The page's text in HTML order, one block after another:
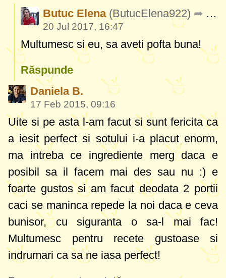
Butuc Elena (ButucElena922)
20 Jul 2017, 16:47
Multumesc si eu, sa aveti pofta buna!
Răspunde
Daniela B.
17 Feb 2015, 09:16
Uite si pe asta l-am facut si sunt fericita ca
a iesit perfect si sotului i-a placut enorm,
ma intreba ce ingrediente merg daca e
posibil sa il facem mai des sau nu :) e
foarte gustos si am facut deodata 2 portii
caci se maninca repede la noi daca e ceva
bunisor, cu siguranta o sa-l mai fac!
Multumesc pentru recete gustoase si
indrumari ca sa ne iasa perfect!